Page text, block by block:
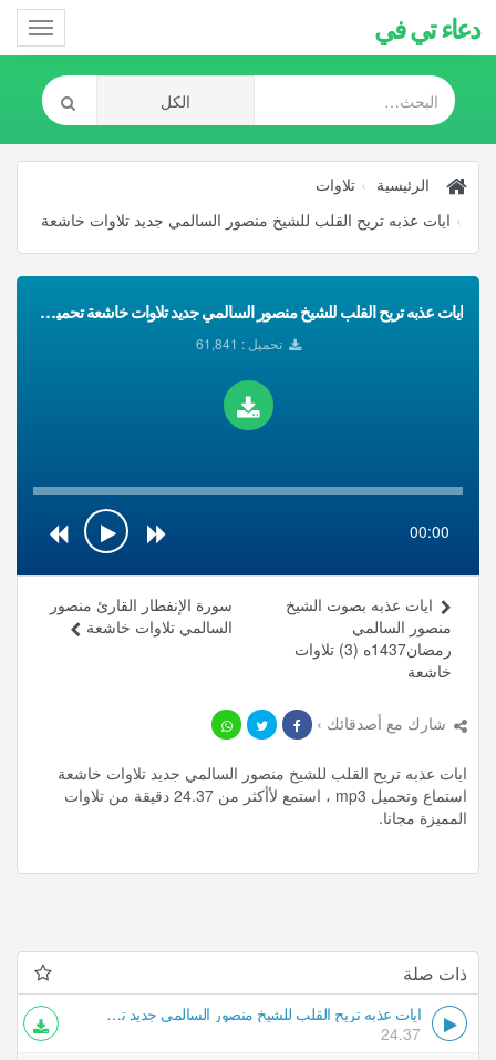
دعاء تي في
الرئيسية
تلاوات
ايات عذبه تريح القلب للشيخ منصور السالمي جديد تلاوات خاشعة
ايات عذبه تريح القلب للشيخ منصور السالمي جديد تلاوات خاشعة تحميل Mp3
تحميل : 61,841
00:00
سورة الإنفطار القارئ منصور
السالمي تلاوات خاشعة
ايات عذبه بصوت الشيخ
منصور السالمي
رمضان1437ه (3) تلاوات
خاشعة
شارك مع أصدقائك ›
ايات عذبه تريح القلب للشيخ منصور السالمي جديد تلاوات خاشعة
استماع وتحميل mp3 ، استمع لأأكثر من 24.37 دقيقة من تلاوات
المميزة مجانا.
ذات صلة
ايات عذبه تريح القلب للشيخ منصور السالمي جديد تلاوات خاشعة
24.37